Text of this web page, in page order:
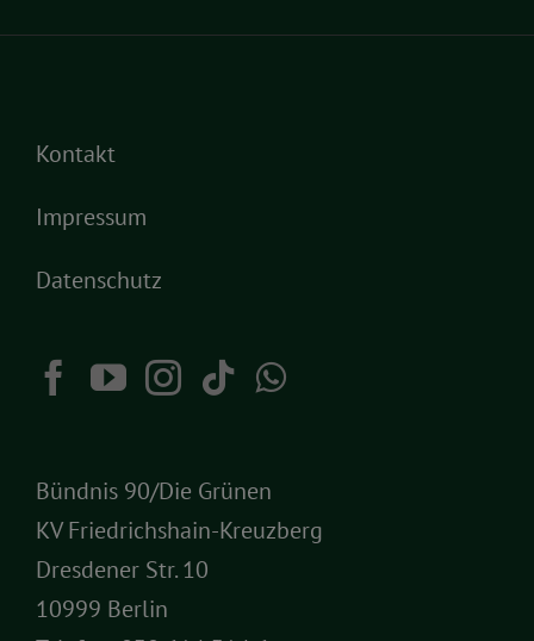
Kontakt
Impressum
Datenschutz
Bündnis 90/Die Grünen
KV Friedrichshain-Kreuzberg
Dresdener Str. 10
10999 Berlin